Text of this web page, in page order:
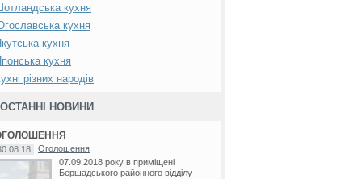
Шотландська кухня
кухня
кухня
кухня
різних народів
ОСТАННІ НОВИНИ
Оголошення
07.09.2018 року в приміщені
Бершадського районного відділу